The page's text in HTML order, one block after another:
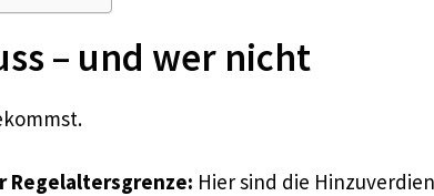
– und wer nicht
Regelaltersgrenze: Hier sind die